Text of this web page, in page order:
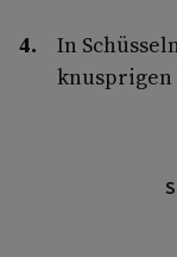
In
knusprigen